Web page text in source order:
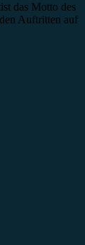
das Motto des
Auftritten auf